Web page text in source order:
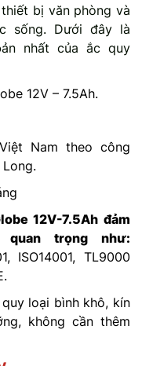
bị văn phòng và
sống. Dưới đây là
nhất của ắc quy
12V – 7.5Ah.
Nam theo công
12V-7.5Ah đảm
trọng như:
ISO14001, TL9000
loại bình khô, kín
không cần thêm